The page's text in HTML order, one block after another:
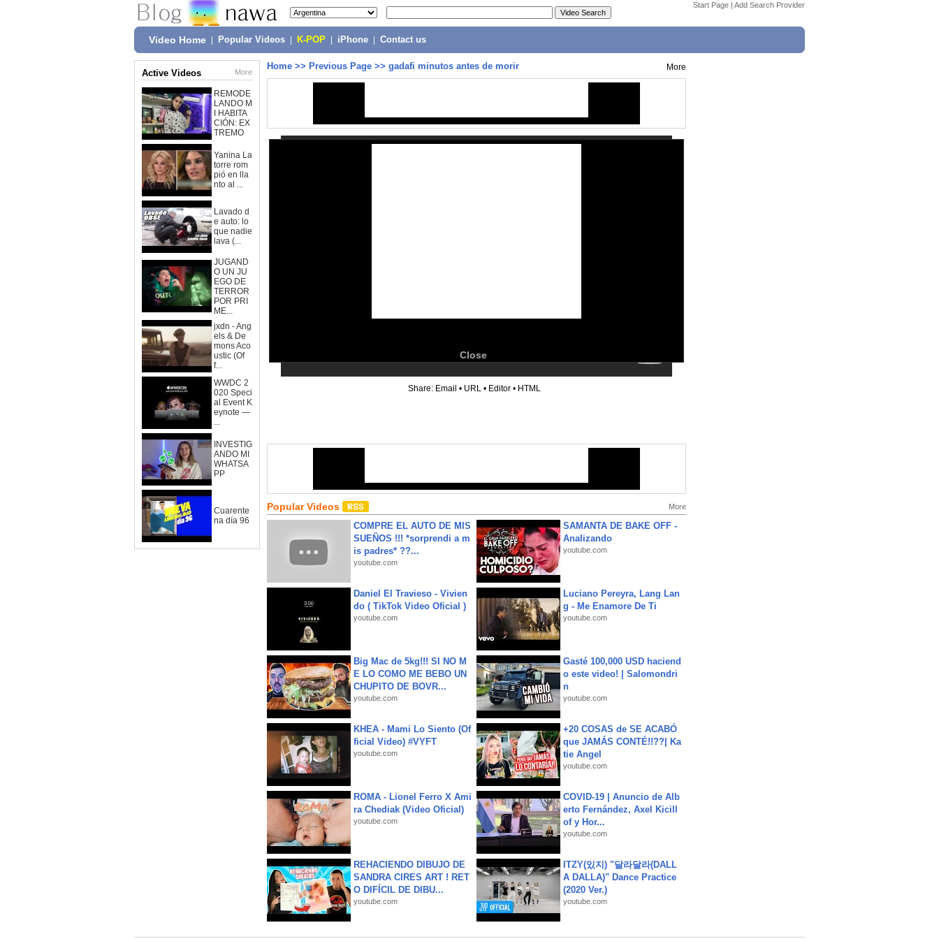
Start Page | Add Search Provider
Video Home Popular Videos K-POP iPhone Contact us
Active Videos More
REMODE
LANDO M
I HABITA
CIÓN: EX
TREMO
Yanina La
torre rom
pió en lla
nto al ...
Lavado d
e auto: lo
que nadie
lava (...
JUGAND
O UN JU
EGO DE
TERROR
POR PRI
ME...
jxdn - Ang
els & De
mons Aco
ustic (Of
f...
WWDC 2
020 Speci
al Event K
eynote —
...
INVESTIG
ANDO MI
WHATSA
PP
Cuarente
na día 96
Home >> Previous Page >> gadafi minutos antes de morir More
Close
Share: Email • URL • Editor • HTML
Popular Videos More
COMPRE EL AUTO DE MIS
SUEÑOS !!! *sorprendi a m
is padres* ??...
youtube.com
SAMANTA DE BAKE OFF -
Analizando
youtube.com
Daniel El Travieso - Vivien
do ( TikTok Video Oficial )
youtube.com
Luciano Pereyra, Lang Lan
g - Me Enamore De Ti
youtube.com
Big Mac de 5kg!!! SI NO M
E LO COMO ME BEBO UN
CHUPITO DE BOVR...
youtube.com
Gasté 100,000 USD haciend
o este video! | Salomondri
n
youtube.com
KHEA - Mami Lo Siento (Of
ficial Video) #VYFT
youtube.com
+20 COSAS de SE ACABÓ
que JAMÁS CONTÉ!!??| Ka
tie Angel
youtube.com
ROMA - Lionel Ferro X Ami
ra Chediak (Video Oficial)
youtube.com
COVID-19 | Anuncio de Alb
erto Fernández, Axel Kicill
of y Hor...
youtube.com
REHACIENDO DIBUJO DE
SANDRA CIRES ART ! RET
O DIFÍCIL DE DIBU...
youtube.com
ITZY(있지) "달라달라(DALL
A DALLA)" Dance Practice
(2020 Ver.)
youtube.com